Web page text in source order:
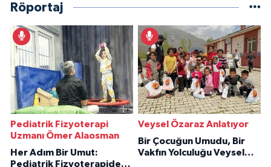
Röportaj
Pediatrik Fizyoterapi
Uzmanı Ömer Alaosman
Her Adım Bir Umut:
Pediatrik Fizyoterapiden
Veysel Özaraz Anlatıyor
Bir Çocuğun Umudu, Bir
Vakfın Yolculuğu Veysel